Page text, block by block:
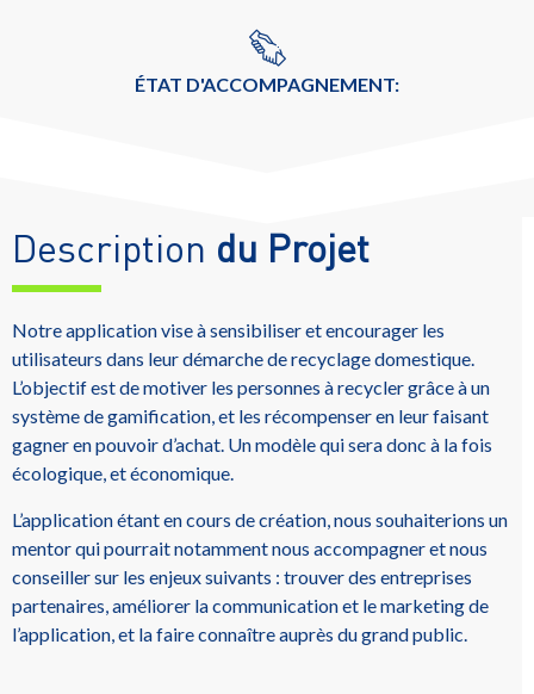
ÉTAT D'ACCOMPAGNEMENT:
Description du Projet
Notre application vise à sensibiliser et encourager les
utilisateurs dans leur démarche de recyclage domestique.
L’objectif est de motiver les personnes à recycler grâce à un
système de gamification, et les récompenser en leur faisant
gagner en pouvoir d’achat. Un modèle qui sera donc à la fois
écologique, et économique.
L’application étant en cours de création, nous souhaiterions un
mentor qui pourrait notamment nous accompagner et nous
conseiller sur les enjeux suivants : trouver des entreprises
partenaires, améliorer la communication et le marketing de
l’application, et la faire connaître auprès du grand public.